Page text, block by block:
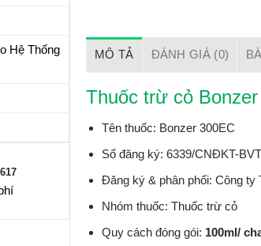
Hệ Thống
MÔ TẢ ĐÁNH GIÁ (0)
Thuốc trừ cỏ
Tên thuốc: Bonzer 300EC
Số đăng ký: 6339/CNĐKT-
Đăng ký & phân phối: Công
Nhóm thuốc: Thuốc trừ cỏ
Quy cách đóng gói: 100ml/